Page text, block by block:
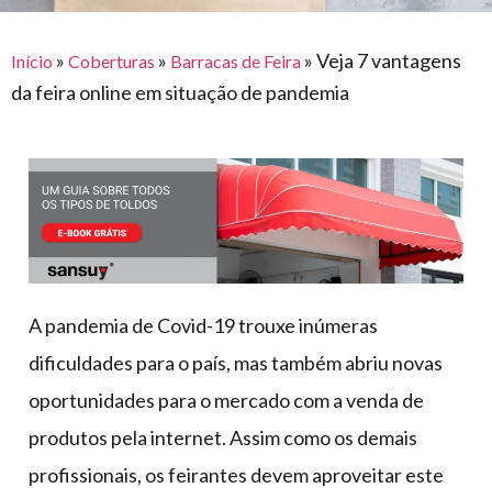
eventos
para
agronegócio
toldos
construção
civil
mercado
automotivo
móveis,
calçados,
epi's
multiúso
e logística
armazenagem
lonas
de
caminhoneiro
Início » Coberturas » Barracas de Feira »Veja 7 vantagens
da feira online em situação de pandemia
A pandemia de Covid-19 trouxe inúmeras
dificuldades para o país, mas também abriu novas
oportunidades para o mercado com a venda de
produtos pela internet. Assim como os demais
profissionais, os feirantes devem aproveitar este